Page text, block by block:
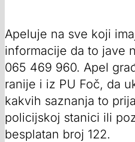
Apeluje na sve koji
informacije da to jave
065 469 960. Apel
ranije i iz PU Foč, da
kakvih saznanja to
policijskoj stanici ili
besplatan broj 122.